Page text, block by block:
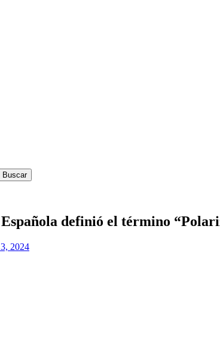
definió el término
2024